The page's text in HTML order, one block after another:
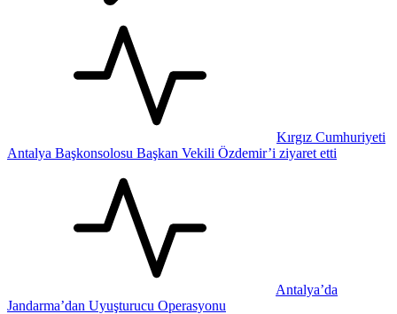
Kırgız Cumhuriyeti
Antalya Başkonsolosu Başkan Vekili Özdemir’i ziyaret etti
Antalya’da
Jandarma’dan Uyuşturucu Operasyonu